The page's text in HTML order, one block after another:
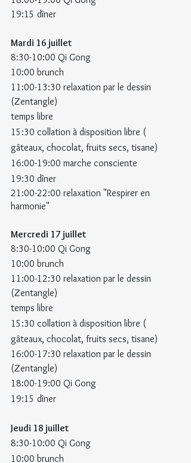
19:15 dîner
Mardi 16 juillet
8:30-10:00 Qi Gong
10:00 brunch
11:00-13:30 relaxation par le dessin
(Zentangle)
temps libre
15:30 collation à disposition libre (
gâteaux, chocolat, fruits secs, tisane)
16:00-19:00 marche consciente
19:30 dîner
21:00-22:00 relaxation "Respirer en
harmonie"
Mercredi 17 juillet
8:30-10:00 Qi Gong
10:00 brunch
11:00-12:30 relaxation par le dessin
(Zentangle)
temps libre
15:30 collation à disposition libre (
gâteaux, chocolat, fruits secs, tisane)
16:00-17:30 relaxation par le dessin
(Zentangle)
18:00-19:00 Qi Gong
19:15 dîner
Jeudi 18 juillet
8:30-10:00 Qi Gong
10:00 brunch